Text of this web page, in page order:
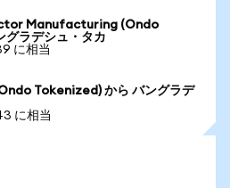
Manufacturing (Ondo
グラデシュ・タカ
に相当
Tokenized) から バングラデ
に相当